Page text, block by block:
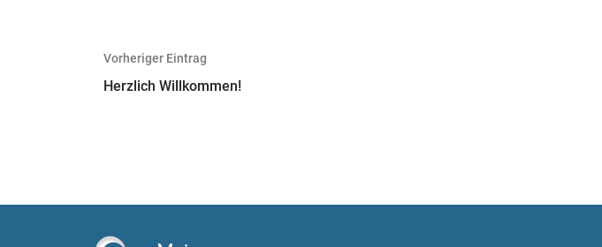
Beitragsnavigation
Vorheriger Eintrag
Herzlich Willkommen!